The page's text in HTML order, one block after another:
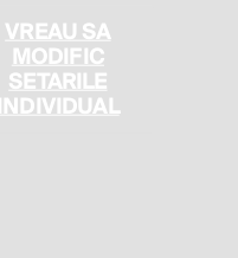
VREAU SA
MODIFIC
SETARILE
INDIVIDUAL